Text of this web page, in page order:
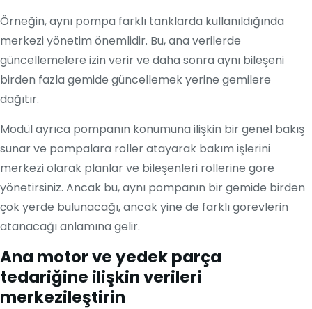
Örneğin, aynı pompa farklı tanklarda kullanıldığında
merkezi yönetim önemlidir. Bu, ana verilerde
güncellemelere izin verir ve daha sonra aynı bileşeni
birden fazla gemide güncellemek yerine gemilere
dağıtır.
Modül ayrıca pompanın konumuna ilişkin bir genel bakış
sunar ve pompalara roller atayarak bakım işlerini
merkezi olarak planlar ve bileşenleri rollerine göre
yönetirsiniz. Ancak bu, aynı pompanın bir gemide birden
çok yerde bulunacağı, ancak yine de farklı görevlerin
atanacağı anlamına gelir.
Ana motor ve yedek parça
tedariğine ilişkin verileri
merkezileştirin